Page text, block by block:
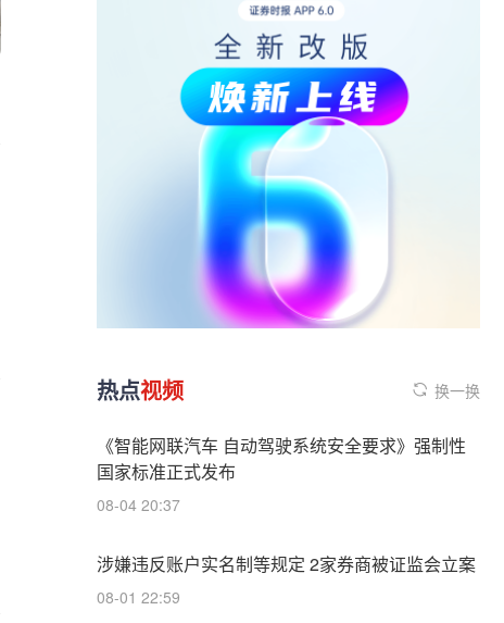
热点视频 换一换
《智能网联汽车 自动驾驶系统安全要求》强制性
国家标准正式发布
08-04 20:37
涉嫌违反账户实名制等规定 2家券商被证监会立案
08-01 22:59